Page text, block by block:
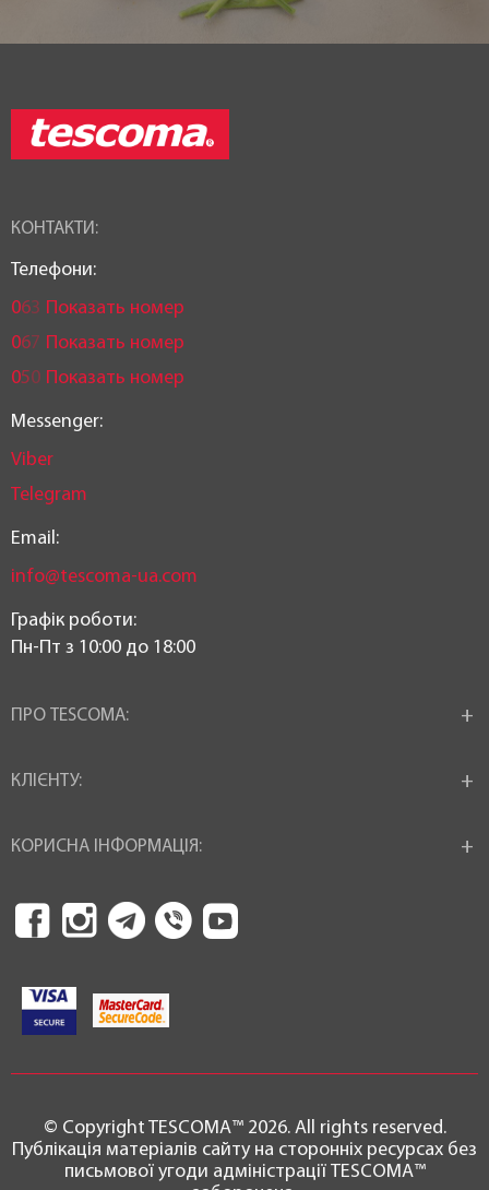
КОНТАКТИ:
Телефони:
063 Показать номер
067 Показать номер
050 Показать номер
Messenger:
Viber
Telegram
Email:
info@tescoma-ua.com
Графік роботи:
Пн-Пт з 10:00 до 18:00
ПРО TESCOMA:
КЛІЄНТУ:
КОРИСНА ІНФОРМАЦІЯ:
© Copyright TESCOMA™ 2026. All rights reserved.
Публікація матеріалів сайту на сторонніх ресурсах без
письмової угоди адміністрації TESCOMA™